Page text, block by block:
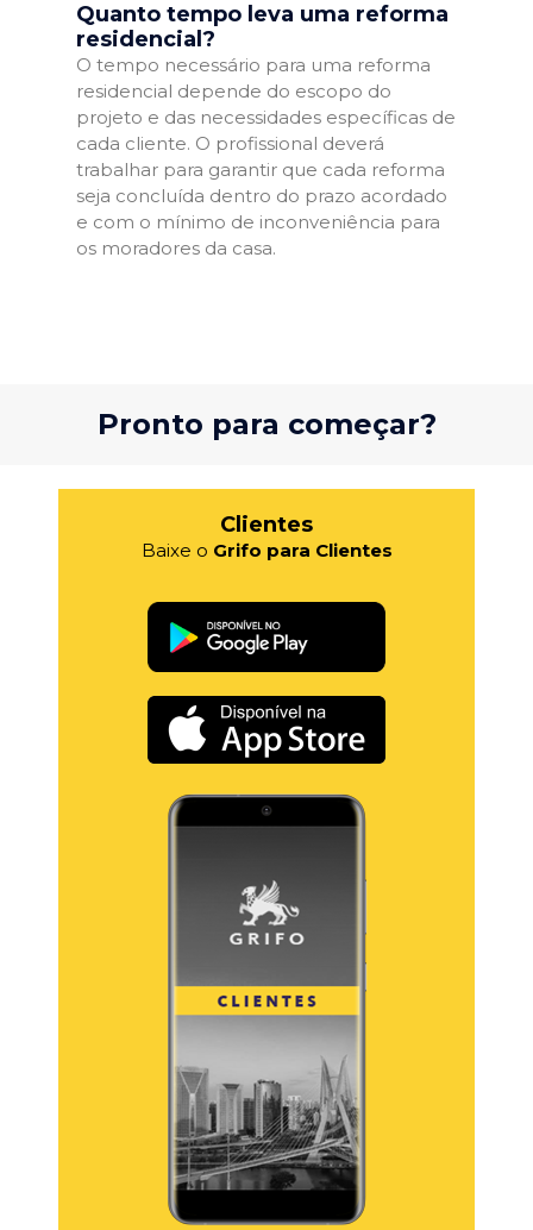
Quanto tempo leva uma reforma
residencial?
O tempo necessário para uma reforma
residencial depende do escopo do
projeto e das necessidades específicas de
cada cliente. O profissional deverá
trabalhar para garantir que cada reforma
seja concluída dentro do prazo acordado
e com o mínimo de inconveniência para
os moradores da casa.
Pronto para começar?
Clientes
Baixe o Grifo para Clientes